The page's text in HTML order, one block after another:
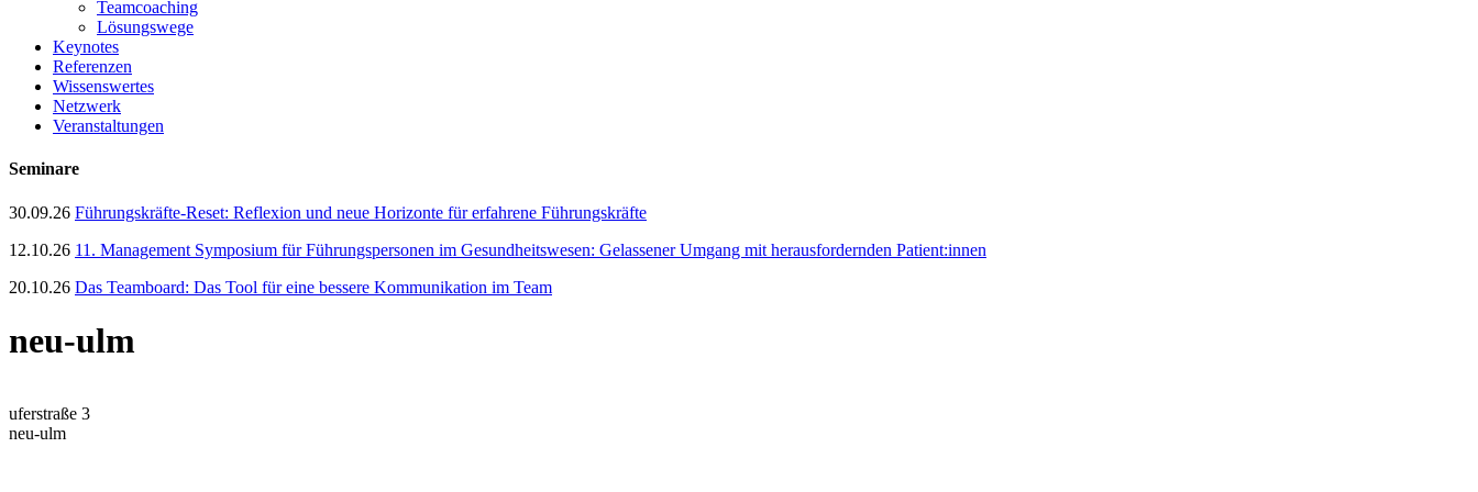
Teamcoaching
Lösungswege
Keynotes
Referenzen
Wissenswertes
Netzwerk
Veranstaltungen
Seminare
30.09.26 Führungskräfte-Reset: Reflexion und neue Horizonte für erfahrene Führungskräfte
12.10.26 11. Management Symposium für Führungspersonen im Gesundheitswesen: Gelassener Umgang mit herausfordernden Patient:innen
20.10.26 Das Teamboard: Das Tool für eine bessere Kommunikation im Team
neu-ulm
uferstraße 3
neu-ulm